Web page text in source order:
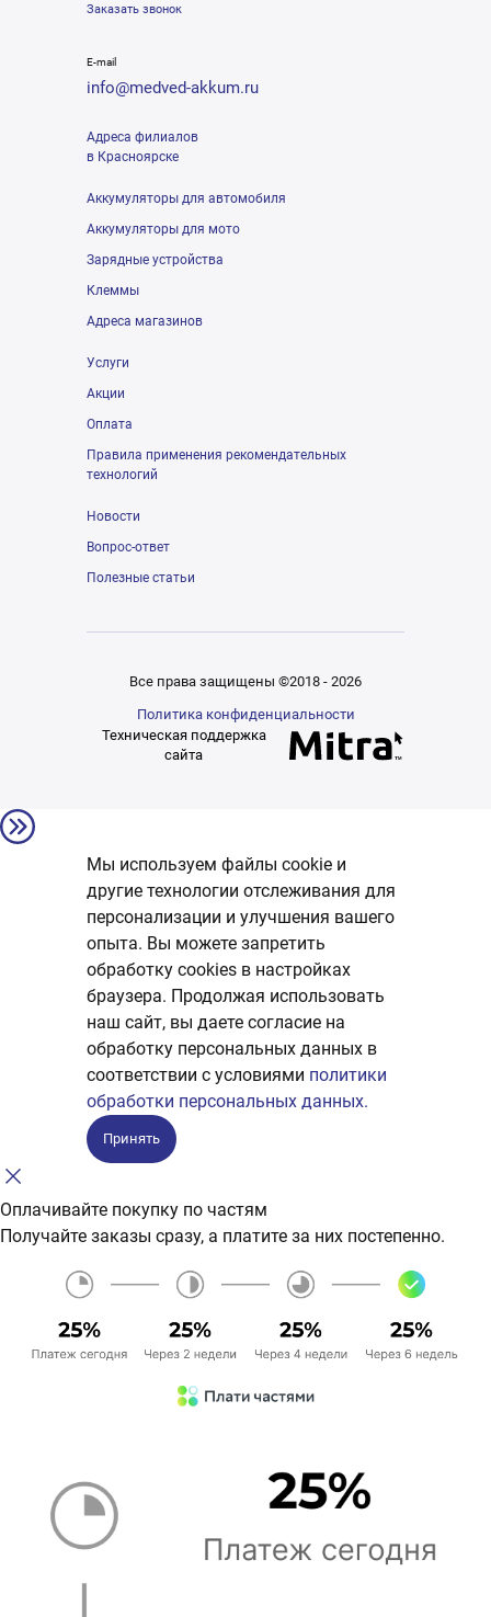
Заказать звонок
E-mail
info@medved-akkum.ru
Адреса филиалов
в Красноярске
Аккумуляторы для автомобиля
Аккумуляторы для мото
Зарядные устройства
Клеммы
Адреса магазинов
Услуги
Акции
Оплата
Правила применения рекомендательных
технологий
Новости
Вопрос-ответ
Полезные статьи
Все права защищены ©2018 - 2026
Политика конфиденциальности
Техническая поддержка
сайта
Мы используем файлы cookie и
другие технологии отслеживания для
персонализации и улучшения вашего
опыта. Вы можете запретить
обработку сookies в настройках
браузера. Продолжая использовать
наш сайт, вы даете согласие на
обработку персональных данных в
соответствии с условиями политики
обработки персональных данных.
Принять
Оплачивайте покупку по частям
Получайте заказы сразу, а платите за них постепенно.